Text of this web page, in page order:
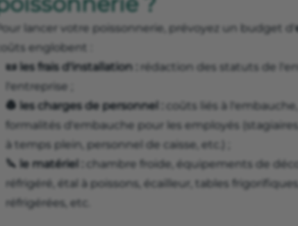
lancer votre poissonnerie, prévoyez un budget d'
englobent :
📜 les frais d'installation : rédaction des statuts de
l'entreprise ;
👷 les charges de personnel :
coûts liés à
formalités d'embauche pour les employés
à temps plein, personnel de caisse, etc.) ;
🔪 le matériel :
chambre froide, équipements de
réfrigéré, étal à poissons, écailleur, tables
réfrigérées, etc.